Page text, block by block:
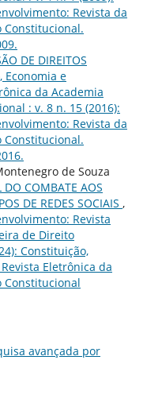
Revista da
Constitucional.
DE DIREITOS
Economia e
da Academia
: v. 8 n. 15 (2016):
Revista da
Constitucional.
de Souza
DO COMBATE AOS
DE REDES SOCIAIS ,
Revista
de Direito
Constituição,
Eletrônica da
Constitucional
avançada por